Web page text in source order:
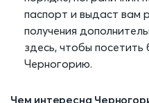
паспорт и выдаст вам
получения
здесь, чтобы
Черногорию.
Чем интересна